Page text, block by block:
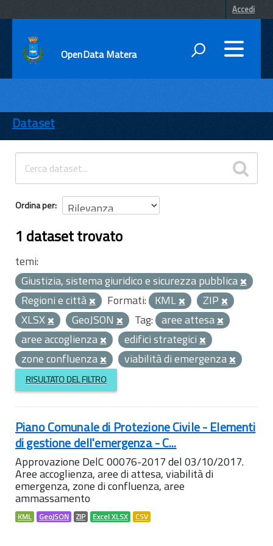
Accedi
OpenData Matera
ENTI
TEMI
INFORMAZIONI
Dataset
Ordina per
1 dataset trovato
temi:
Giustizia, sistema giuridico e sicurezza pubblica
Regioni e città
Formati: KML
ZIP
XLSX
GeoJSON Tag: aree attesa
aree accoglienza
edifici strategici
zone confluenza
viabilità di emergenza
RISULTATO DEL FILTRO
Piano Comunale di Protezione Civile - Elementi
di gestione dell'emergenza - C...
Approvazione DelC 00076-2017 del 03/10/2017.
Aree accoglienza, aree di attesa, viabilità di
emergenza, zone di confluenza, aree
ammassamento
KML GeoJSON ZIP Excel XLSX CSV